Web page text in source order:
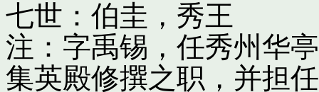
七世：伯圭，秀王
注：字禹锡，任秀州华
集英殿修撰之职，并担